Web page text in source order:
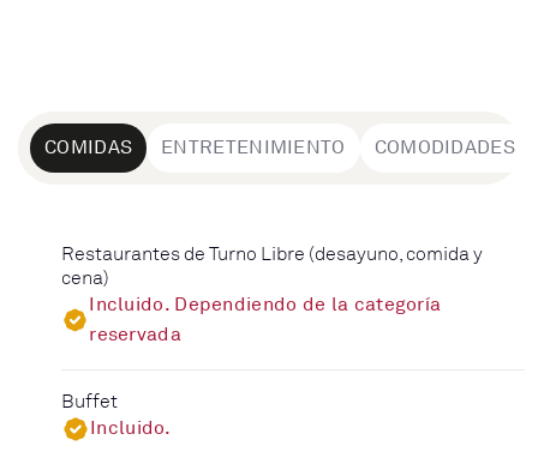
COMIDAS ENTRETENIMIENTO COMODIDADES
Restaurantes de Turno Libre (desayuno, comida y
cena)
Incluido. Dependiendo de la categoría
reservada
Buffet
Incluido.